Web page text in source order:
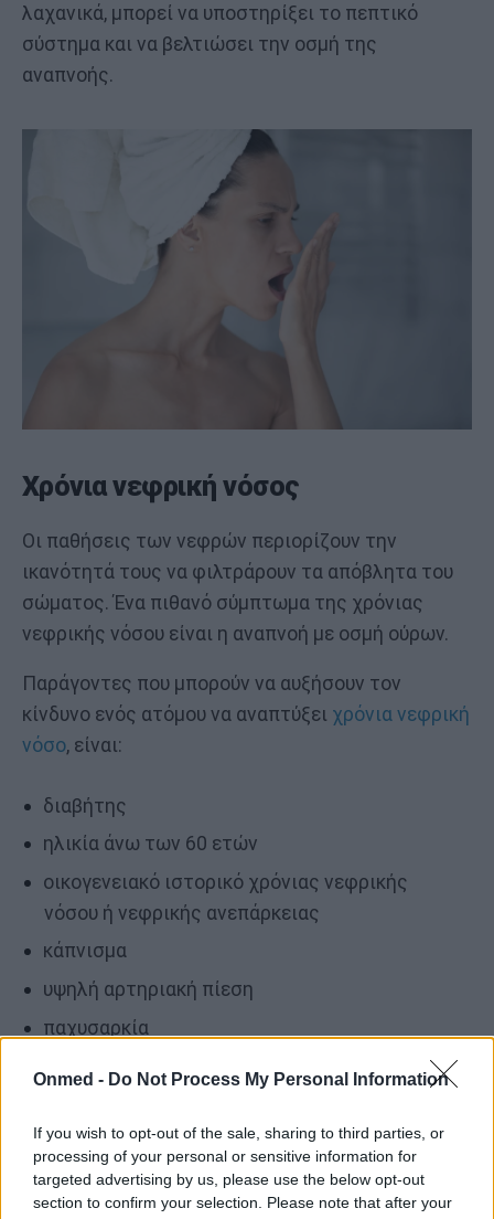
Onmed - Do Not Process My Personal Information
If you wish to opt-out of the sale, sharing to third parties, or
processing of your personal or sensitive information for
targeted advertising by us, please use the below opt-out
section to confirm your selection. Please note that after your
λαχανικά, μπορεί να υποστηρίξει το πεπτικό
σύστημα και να βελτιώσει την οσμή της
αναπνοής.
Χρόνια νεφρική νόσος
Οι παθήσεις των νεφρών περιορίζουν την
ικανότητά τους να φιλτράρουν τα απόβλητα του
σώματος. Ένα πιθανό σύμπτωμα της χρόνιας
νεφρικής νόσου είναι η αναπνοή με οσμή ούρων.
Παράγοντες που μπορούν να αυξήσουν τον
κίνδυνο ενός ατόμου να αναπτύξει χρόνια νεφρική
νόσο, είναι:
διαβήτης
ηλικία άνω των 60 ετών
οικογενειακό ιστορικό χρόνιας νεφρικής
νόσου ή νεφρικής ανεπάρκειας
κάπνισμα
υψηλή αρτηριακή πίεση
παχυσαρκία
Αντιμετώπιση
Η χρόνια νεφρική νόσος δεν θεραπεύεται και η